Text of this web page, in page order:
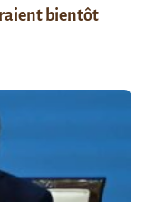
bientôt